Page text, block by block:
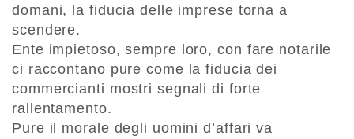
domani, la fiducia delle imprese torna a
scendere.
Ente impietoso, sempre loro, con fare notarile
ci raccontano pure come la fiducia dei
commercianti mostri segnali di forte
rallentamento.
Pure il morale degli uomini d’affari va